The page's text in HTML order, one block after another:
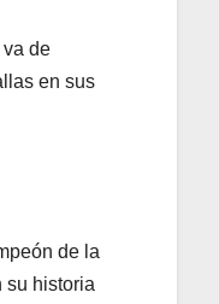
de
en sus
de la
su historia